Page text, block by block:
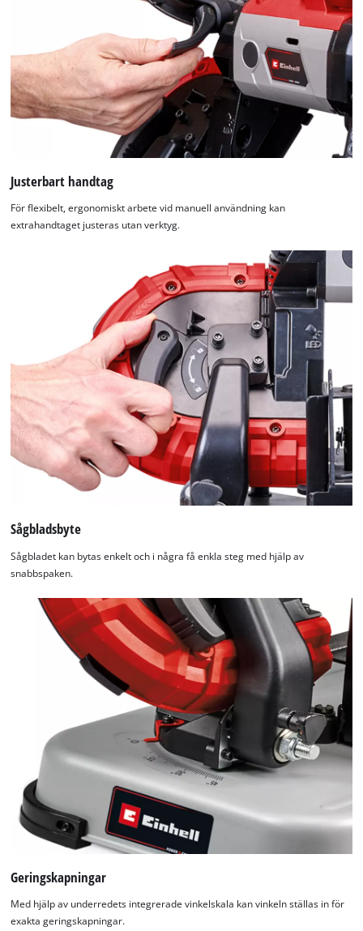
Justerbart handtag
För flexibelt, ergonomiskt arbete vid manuell användning kan
extrahandtaget justeras utan verktyg.
Sågbladsbyte
Sågbladet kan bytas enkelt och i några få enkla steg med hjälp av
snabbspaken.
Geringskapningar
Med hjälp av underredets integrerade vinkelskala kan vinkeln ställas in för
exakta geringskapningar.